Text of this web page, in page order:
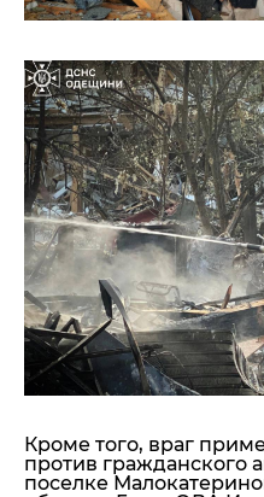
Кроме того, враг
против гражданского
поселке